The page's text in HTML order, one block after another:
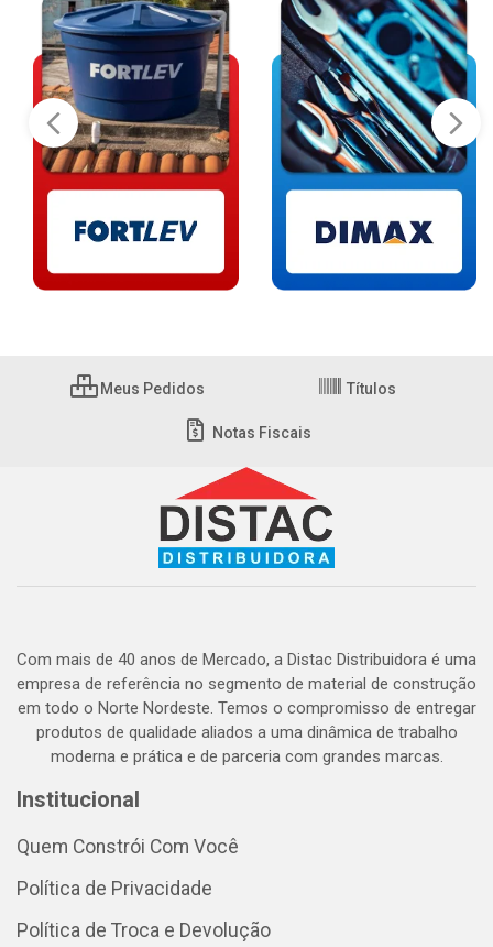
Meus Pedidos Títulos
Notas Fiscais
Com mais de 40 anos de Mercado, a Distac Distribuidora é uma
empresa de referência no segmento de material de construção
em todo o Norte Nordeste. Temos o compromisso de entregar
produtos de qualidade aliados a uma dinâmica de trabalho
moderna e prática e de parceria com grandes marcas.
Institucional
Quem Constrói Com Você
Política de Privacidade
Política de Troca e Devolução